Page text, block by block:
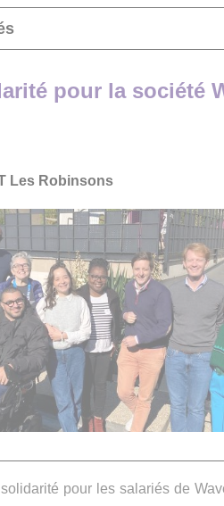
pour la société
Les Robinsons
pour les salariés de